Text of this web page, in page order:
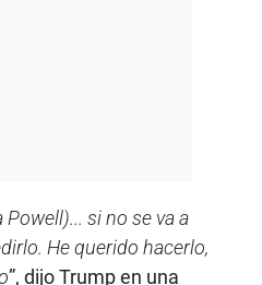
si no se va a
He querido hacerlo,
”, dijo Trump en una